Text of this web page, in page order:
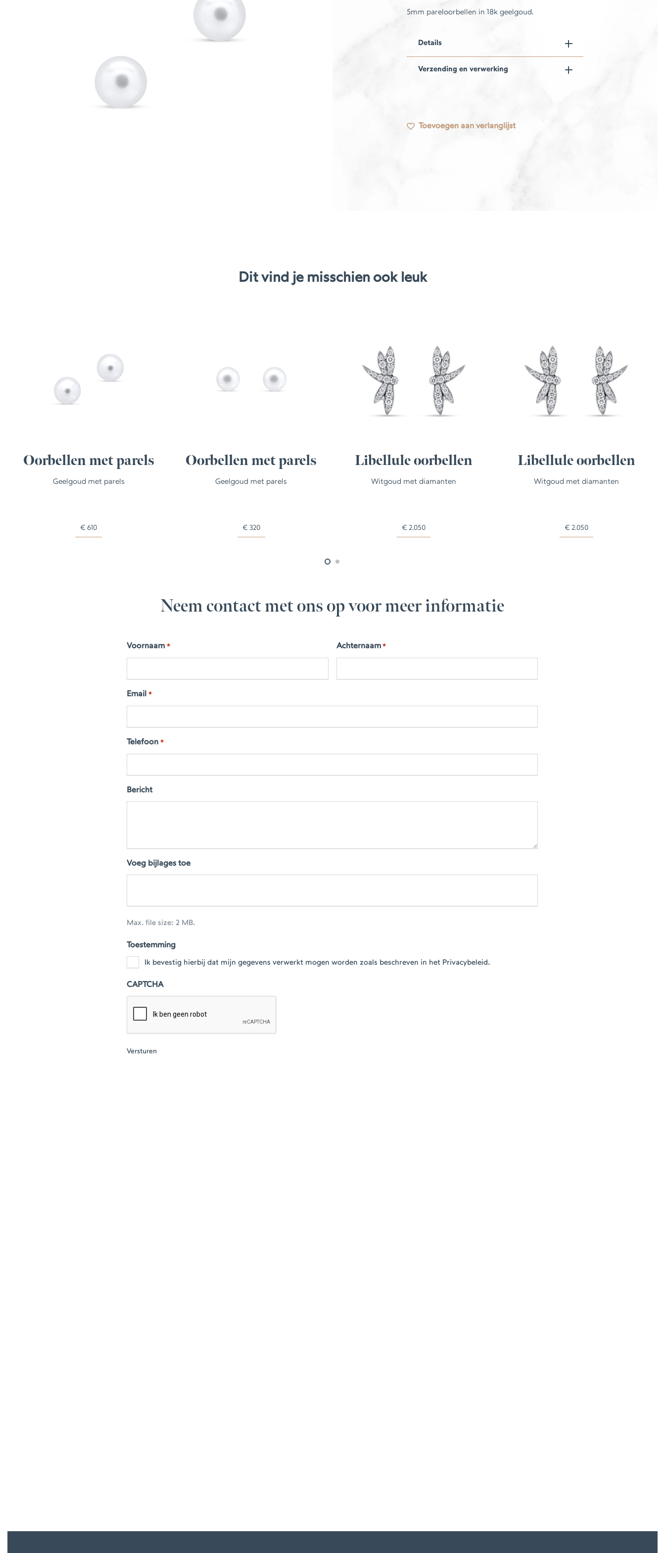
5mm pareloorbellen in 18k geelgoud.
Details
Verzending en verwerking
Toevoegen aan verlanglijst
Dit vind je misschien ook leuk
Oorbellen met parels
Geelgoud met parels
€ 610
Oorbellen met parels
Geelgoud met parels
€ 320
Libellule oorbellen
Witgoud met diamanten
€ 2.050
Libellule oorbellen
Witgoud met diamanten
€ 2.050
Neem contact met ons op voor meer informatie
Voornaam * Achternaam *
Email *
Telefoon *
Bericht
Voeg bijlages toe
Max. file size: 2 MB.
Toestemming
Ik bevestig hierbij dat mijn gegevens verwerkt mogen worden zoals beschreven in het Privacybeleid.
CAPTCHA